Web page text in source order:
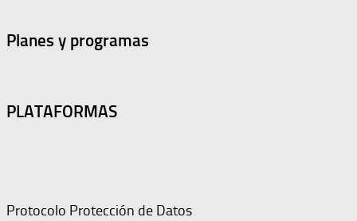
Planes y programas
PLATAFORMAS
Protocolo Protección de Datos